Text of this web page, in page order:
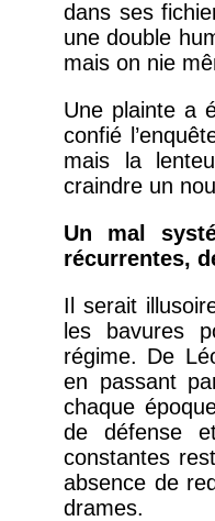
dans ses
une double
mais on nie
Une plainte a
confié
mais la
craindre un
Un mal
récurrentes,
Il serait
les bavures
régime. De
en passant
chaque
de défense
constantes
absence de
drames.